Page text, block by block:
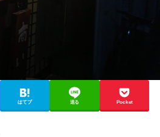
はてブ 送る Pocket